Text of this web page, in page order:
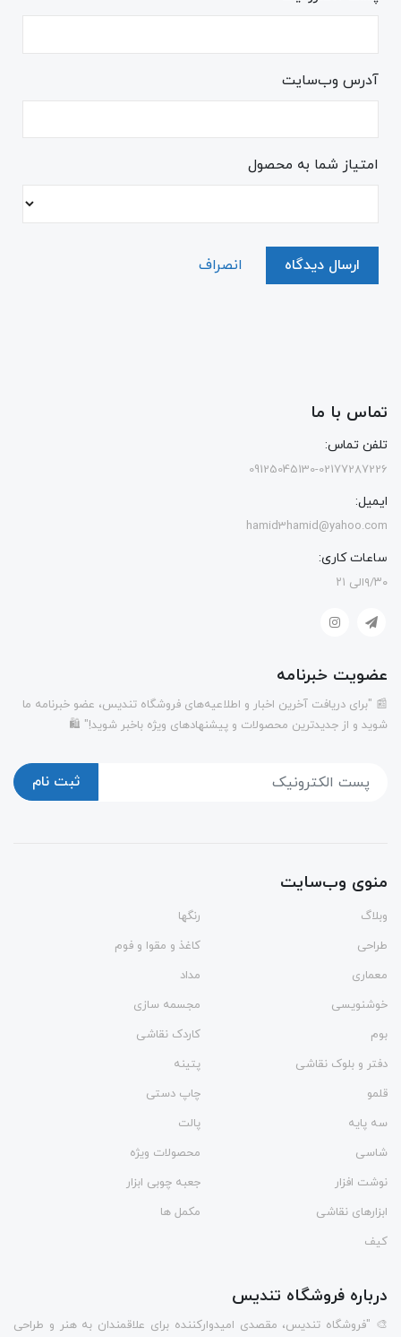
آدرس وب‌سایت
امتیاز شما به محصول
ارسال دیدگاه انصراف
تماس با ما
تلفن تماس:
09125045130-02177287226
ایمیل:
hamid3hamid@yahoo.com
ساعات کاری:
۹/۳۰الی ۲۱
عضویت خبرنامه
📰 "برای دریافت آخرین اخبار و اطلاعیه‌های فروشگاه تندیس، عضو خبرنامه ما
شوید و از جدیدترین محصولات و پیشنهادهای ویژه باخبر شوید!" 🛍️
ثبت نام
منوی وب‌سایت
وبلاگ
رنگها
طراحی
کاغذ و مقوا و فوم
معماری
مداد
خوشنویسی
مجسمه سازی
بوم
کاردک نقاشی
دفتر و بلوک نقاشی
پتینه
قلمو
چاپ دستی
سه پایه
پالت
شاسی
محصولات ویژه
نوشت افزار
جعبه چوبی ابزار
ابزارهای نقاشی
مکمل ها
کیف
درباره فروشگاه تندیس
🎨 "فروشگاه تندیس، مقصدی امیدوارکننده برای علاقمندان به هنر و طراحی